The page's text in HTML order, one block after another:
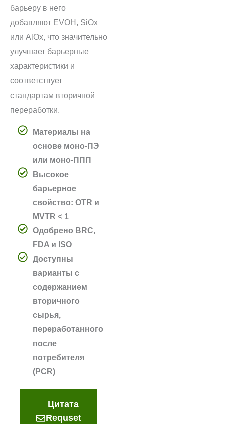
барьеру в него
добавляют EVOH, SiOx
или AlOx, что значительно
улучшает барьерные
характеристики и
соответствует
стандартам вторичной
переработки.
Материалы на
основе моно-ПЭ
или моно-ППП
Высокое
барьерное
свойство: OTR и
MVTR < 1
Одобрено BRC,
FDA и ISO
Доступны
варианты с
содержанием
вторичного
сырья,
переработанного
после
потребителя
(PCR)
Цитата
Requset